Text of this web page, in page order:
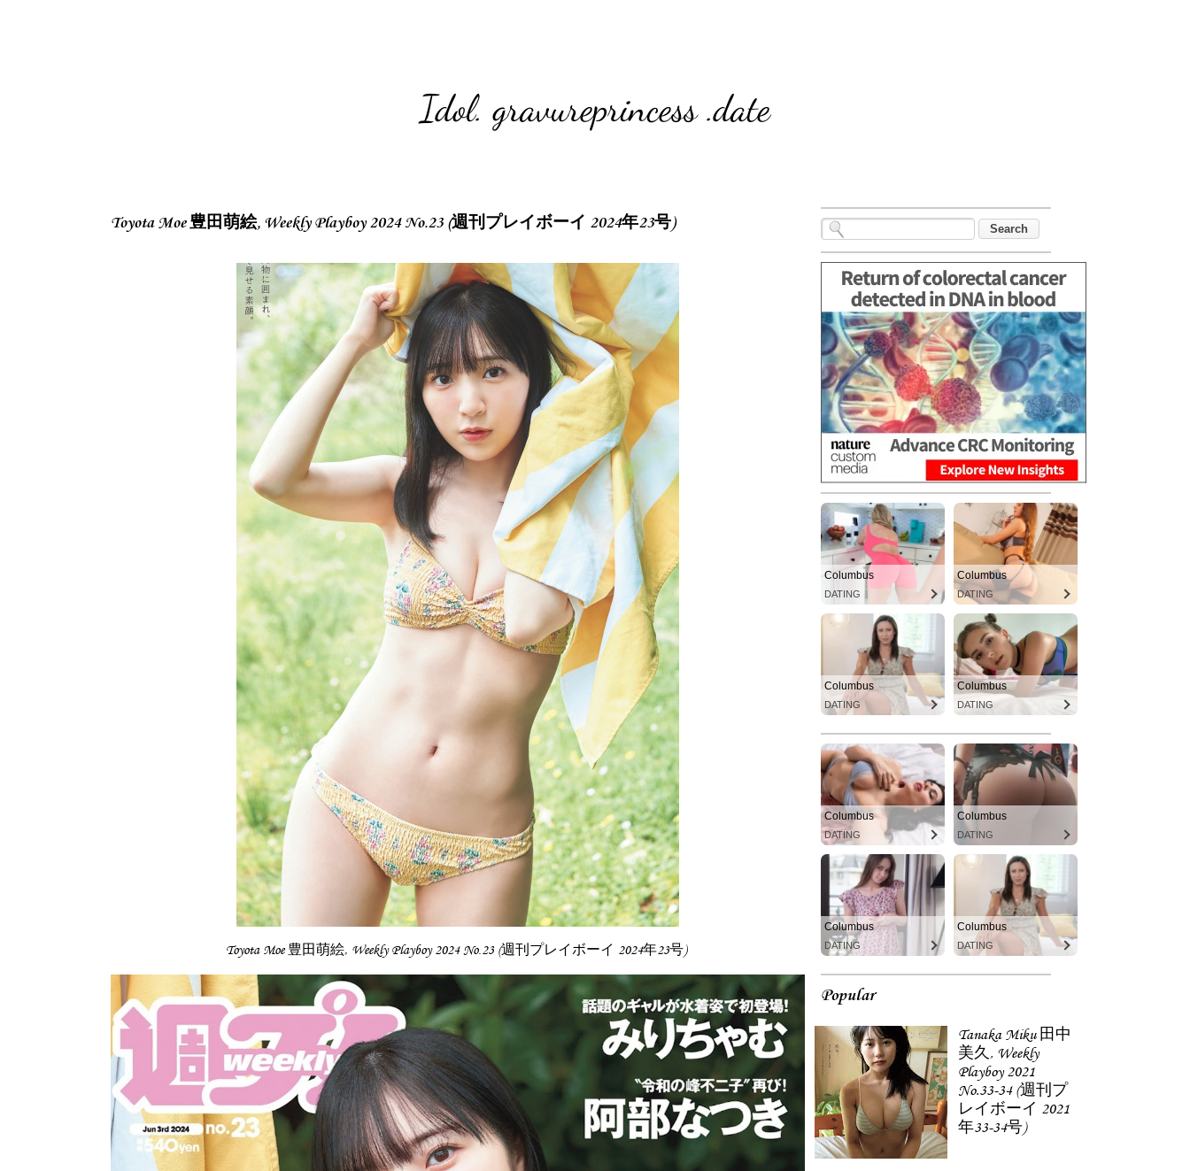
Idol. gravureprincess .date
Toyota Moe 豊田萌絵, Weekly Playboy 2024 No.23 (週刊プレイボーイ 2024年23号)
Toyota Moe 豊田萌絵, Weekly Playboy 2024 No.23 (週刊プレイボーイ 2024年23号)
Columbus
DATING
Columbus
DATING
Columbus
DATING
Columbus
DATING
Columbus
DATING
Columbus
DATING
Columbus
DATING
Columbus
DATING
Popular
Tanaka Miku 田中
美久, Weekly
Playboy 2021
No.33-34 (週刊プ
レイボーイ 2021
年33-34号)